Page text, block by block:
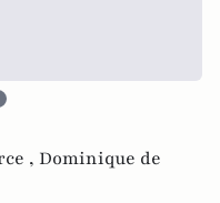
, Dominique de